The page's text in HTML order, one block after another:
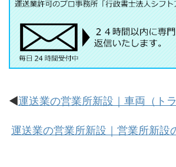
◀運送業の営業所新設｜車両（ト
運送業の営業所新設｜営業所新設